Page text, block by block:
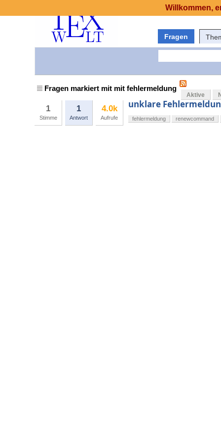
Fragen
Fragen markiert mit mit fehlermeldung
Aktive
1
Stimme
1
Antwort
4.0k
Aufrufe
unklare
fehlermeldung renewcommand
Willkommen,